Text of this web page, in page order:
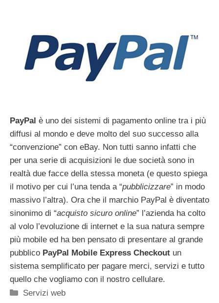
PayPal è uno dei sistemi di pagamento online tra i più
diffusi al mondo e deve molto del suo successo alla
“convenzione” con eBay. Non tutti sanno infatti che
per una serie di acquisizioni le due società sono in
realtà due facce della stessa moneta (e questo spiega
il motivo per cui l’una tenda a “pubblicizzare” in modo
massivo l’altra). Ora che il marchio PayPal è diventato
sinonimo di “acquisto sicuro online” l’azienda ha colto
al volo l’evoluzione di internet e la sua natura sempre
più mobile ed ha ben pensato di presentare al grande
pubblico PayPal Mobile Express Checkout un
sistema semplificato per pagare merci, servizi e tutto
quello che vogliamo con il nostro cellulare.
Categorie
Servizi web